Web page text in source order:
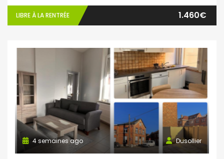
LIBRE À LA RENTRÉE 1.460€
Dusollier
4 semaines ago